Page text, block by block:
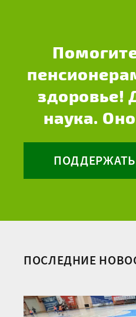
здоровье!
наука.
ПОСЛЕДНИЕ